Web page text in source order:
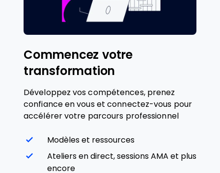
Commencez votre
transformation
Développez vos compétences, prenez
confiance en vous et connectez-vous pour
accélérer votre parcours professionnel
Modèles et ressources
Ateliers en direct, sessions AMA et plus
encore